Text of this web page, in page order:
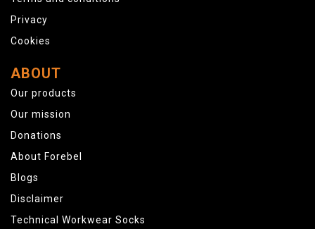
Privacy
Cookies
ABOUT
Our products
Our mission
Donations
About Forebel
Blogs
Disclaimer
Technical Workwear Socks